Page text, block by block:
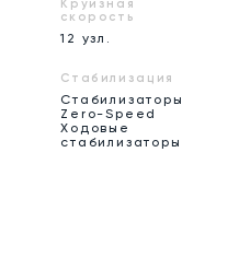
Круизная
скорость
12 узл.
Стабилизация
Стабилизаторы
Zero-Speed
Ходовые
стабилизаторы